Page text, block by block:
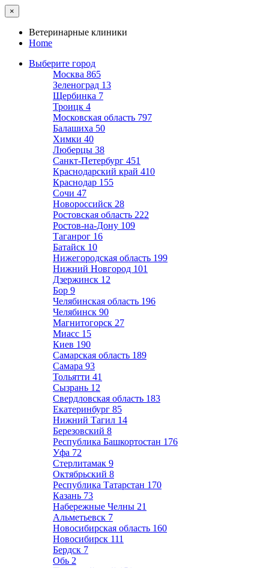
×
Ветеринарные клиники
Home
Выберите город
Москва 865
Зеленоград 13
Щербинка 7
Троицк 4
Московская область 797
Балашиха 50
Химки 40
Люберцы 38
Санкт-Петербург 451
Краснодарский край 410
Краснодар 155
Сочи 47
Новороссийск 28
Ростовская область 222
Ростов-на-Дону 109
Таганрог 16
Батайск 10
Нижегородская область 199
Нижний Новгород 101
Дзержинск 12
Бор 9
Челябинская область 196
Челябинск 90
Магнитогорск 27
Миасс 15
Киев 190
Самарская область 189
Самара 93
Тольятти 41
Сызрань 12
Свердловская область 183
Екатеринбург 85
Нижний Тагил 14
Березовский 8
Республика Башкортостан 176
Уфа 72
Стерлитамак 9
Октябрьский 8
Республика Татарстан 170
Казань 73
Набережные Челны 21
Альметьевск 7
Новосибирская область 160
Новосибирск 111
Бердск 7
Обь 2